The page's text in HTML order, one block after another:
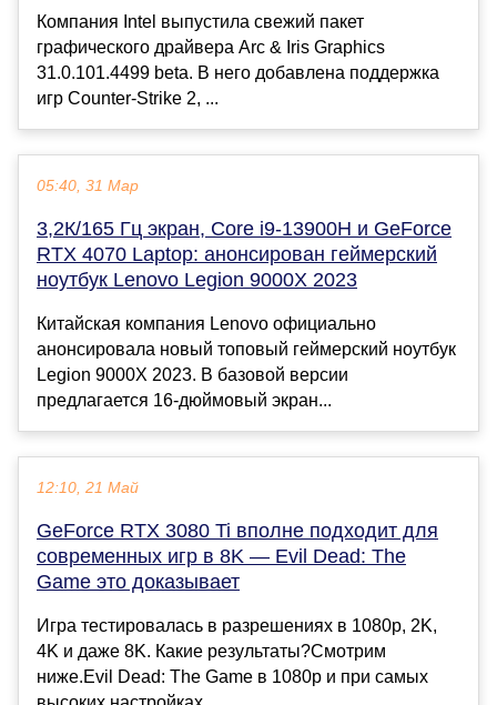
Компания Intel выпустила свежий пакет
графического драйвера Arc & Iris Graphics
31.0.101.4499 beta. В него добавлена поддержка
игр Counter-Strike 2, ...
05:40, 31 Мар
3,2К/165 Гц экран, Core i9-13900H и GeForce
RTX 4070 Laptop: анонсирован геймерский
ноутбук Lenovo Legion 9000X 2023
Китайская компания Lenovo официально
анонсировала новый топовый геймерский ноутбук
Legion 9000X 2023. В базовой версии
предлагается 16-дюймовый экран...
12:10, 21 Май
GeForce RTX 3080 Ti вполне подходит для
современных игр в 8K — Evil Dead: The
Game это доказывает
Игра тестировалась в разрешениях в 1080p, 2K,
4K и даже 8K. Какие результаты?Смотрим
ниже.Evil Dead: The Game в 1080p и при самых